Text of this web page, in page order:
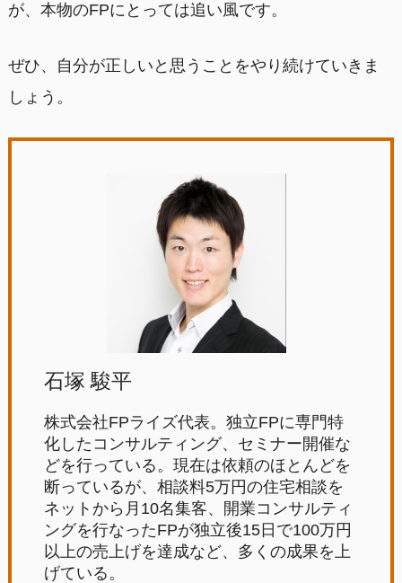
が、本物のFPにとっては追い風です。
ぜひ、自分が正しいと思うことをやり続けていきま
しょう。
石塚 駿平
株式会社FPライズ代表。独立FPに専門特
化したコンサルティング、セミナー開催な
どを行っている。現在は依頼のほとんどを
断っているが、相談料5万円の住宅相談を
ネットから月10名集客、開業コンサルティ
ングを行なったFPが独立後15日で100万円
以上の売上げを達成など、多くの成果を上
げている。